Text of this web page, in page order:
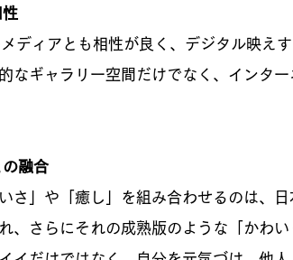
ディアとも相性が良く、デジタル映え
なギャラリー空間だけでなく、インタ
融合
さ」や「癒し」を組み合わせるのは、
、さらにそれの成熟版のような「かわ